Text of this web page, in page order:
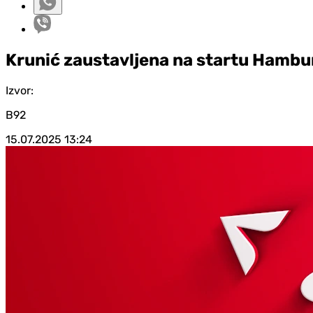
Krunić zaustavljena na startu
Izvor:
B92
15.07.2025 13:24